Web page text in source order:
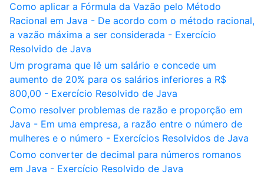
Como aplicar a Fórmula da Vazão pelo Método
Racional em Java - De acordo com o método racional,
a vazão máxima a ser considerada - Exercício
Resolvido de Java
Um programa que lê um salário e concede um
aumento de 20% para os salários inferiores a R$
800,00 - Exercício Resolvido de Java
Como resolver problemas de razão e proporção em
Java - Em uma empresa, a razão entre o número de
mulheres e o número - Exercícios Resolvidos de Java
Como converter de decimal para números romanos
em Java - Exercício Resolvido de Java